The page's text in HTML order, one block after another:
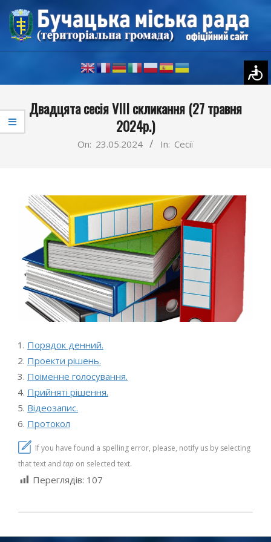
Skip
content
Navigation
Menu
Двадцята сесія VIII скликання (27 травня
2024р.)
On: 23.05.2024 In: Сесії
Порядок денний.
Проекти рішень.
Поіменне голосування.
Прийняті рішення.
Відеозапис.
Протокол
If you have found a spelling error, please, notify us by selecting
that text and tap on selected text.
Переглядів: 107
05-